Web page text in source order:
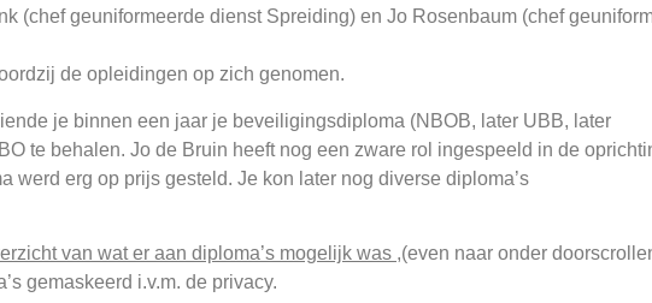
(chef geuniformeerde dienst Spreiding) en Jo Rosenbaum (chef
de opleidingen op zich genomen.
je binnen een jaar je beveiligingsdiploma (NBOB, later UBB, later
te behalen. Jo de Bruin heeft nog een zware rol ingespeeld in de
werd erg op prijs gesteld. Je kon later nog diverse diploma’s
van wat er aan diploma’s mogelijk was ,(even naar onder
gemaskeerd i.v.m. de privacy.